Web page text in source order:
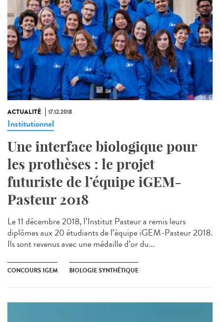
ACTUALITÉ 17.12.2018
Institutionnel
Une interface biologique pour
les prothèses : le projet
futuriste de l’équipe iGEM-
Pasteur 2018
Le 11 décembre 2018, l’Institut Pasteur a remis leurs
diplômes aux 20 étudiants de l’équipe iGEM-Pasteur 2018.
Ils sont revenus avec une médaille d’or du...
CONCOURS IGEM BIOLOGIE SYNTHÉTIQUE